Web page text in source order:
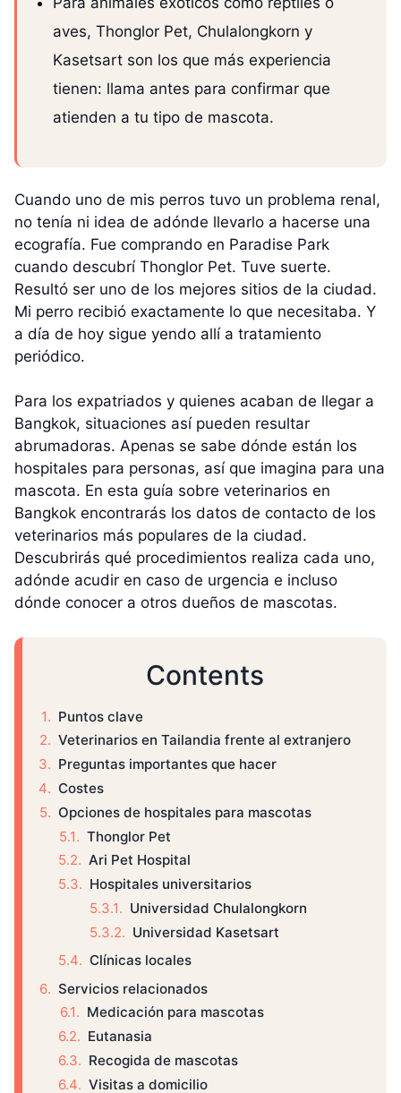
aves, Thonglor Pet, Chulalongkorn y
Kasetsart son los que más experiencia
tienen: llama antes para confirmar que
atienden a tu tipo de mascota.
Cuando uno de mis perros tuvo un problema renal,
no tenía ni idea de adónde llevarlo a hacerse una
ecografía. Fue comprando en Paradise Park
cuando descubrí Thonglor Pet. Tuve suerte.
Resultó ser uno de los mejores sitios de la ciudad.
Mi perro recibió exactamente lo que necesitaba. Y
a día de hoy sigue yendo allí a tratamiento
periódico.
Para los expatriados y quienes acaban de llegar a
Bangkok, situaciones así pueden resultar
abrumadoras. Apenas se sabe dónde están los
hospitales para personas, así que imagina para una
mascota. En esta guía sobre veterinarios en
Bangkok encontrarás los datos de contacto de los
veterinarios más populares de la ciudad.
Descubrirás qué procedimientos realiza cada uno,
adónde acudir en caso de urgencia e incluso
dónde conocer a otros dueños de mascotas.
Contents
Puntos clave
Veterinarios en Tailandia frente al extranjero
Preguntas importantes que hacer
Costes
Opciones de hospitales para mascotas
Thonglor Pet
Ari Pet Hospital
Hospitales universitarios
Universidad Chulalongkorn
Universidad Kasetsart
Clínicas locales
Servicios relacionados
Medicación para mascotas
Eutanasia
Recogida de mascotas
Visitas a domicilio